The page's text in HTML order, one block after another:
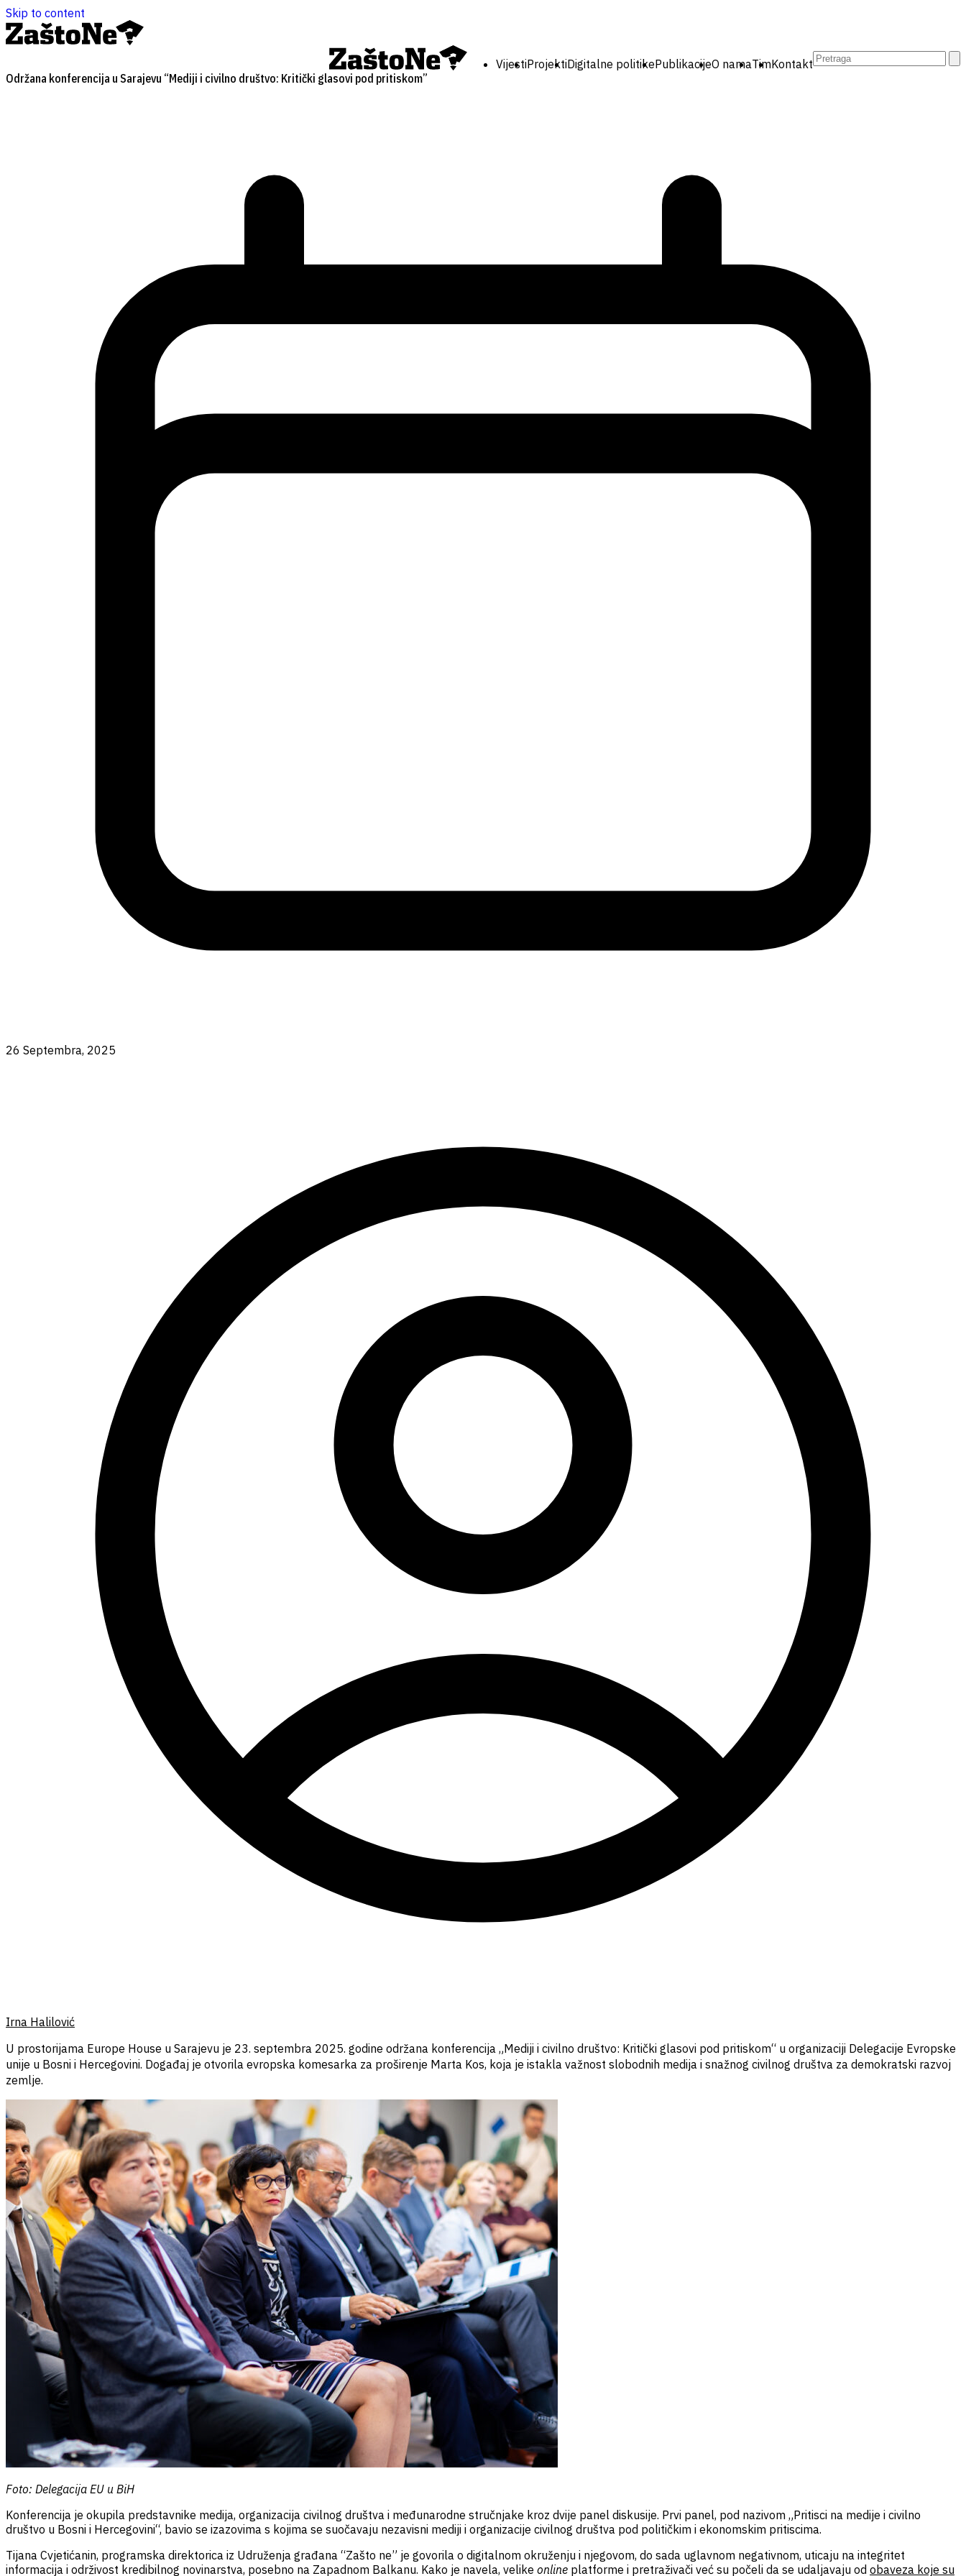
Skip to content
VijestiProjektiDigitalne politikePublikacijeO namaTimKontaktPretraga:
Održana konferencija u Sarajevu “Mediji i civilno društvo: Kritički glasovi pod pritiskom”
26 Septembra, 2025
Irna Halilović
U prostorijama Europe House u Sarajevu je 23. septembra 2025. godine održana konferencija „Mediji i civilno društvo: Kritički glasovi pod pritiskom“ u organizaciji Delegacije Evropske
unije u Bosni i Hercegovini. Događaj je otvorila evropska komesarka za proširenje Marta Kos, koja je istakla važnost slobodnih medija i snažnog civilnog društva za demokratski razvoj
zemlje.
Foto: Delegacija EU u BiH
Konferencija je okupila predstavnike medija, organizacija civilnog društva i međunarodne stručnjake kroz dvije panel diskusije. Prvi panel, pod nazivom „Pritisci na medije i civilno
društvo u Bosni i Hercegovini“, bavio se izazovima s kojima se suočavaju nezavisni mediji i organizacije civilnog društva pod političkim i ekonomskim pritiscima.
Tijana Cvjetićanin, programska direktorica iz Udruženja građana “Zašto ne” je govorila o digitalnom okruženju i njegovom, do sada uglavnom negativnom, uticaju na integritet
informacija i održivost kredibilnog novinarstva, posebno na Zapadnom Balkanu. Kako je navela, velike online platforme i pretraživači već su počeli da se udaljavaju od obaveza koje su